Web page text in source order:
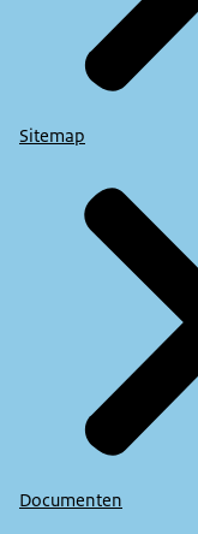
Sitemap
Documenten